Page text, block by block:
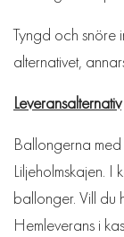
Tyngd och snöre
alternativet,
Leveransalternativ
Ballongerna med
Liljeholmskajen.
ballonger. Vill du
Hemleverans i